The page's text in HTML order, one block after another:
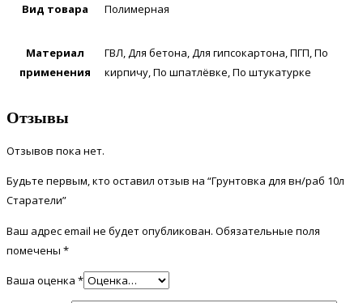
Вид товара Полимерная
Материал
применения
ГВЛ, Для бетона, Для гипсокартона, ПГП, По
кирпичу, По шпатлёвке, По штукатурке
Отзывы
Отзывов пока нет.
Будьте первым, кто оставил отзыв на “Грунтовка для вн/раб 10л
Старатели”
Ваш адрес email не будет опубликован. Обязательные поля
помечены *
Ваша оценка *